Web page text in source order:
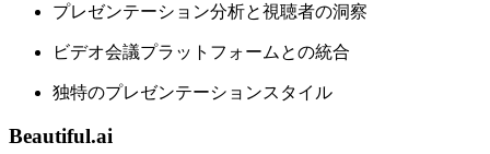
プレゼンテーション分析と視聴者の洞察
ビデオ会議プラットフォームとの統合
独特のプレゼンテーションスタイル
Beautiful.ai